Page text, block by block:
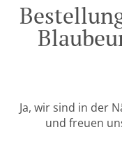
Ja, wir sind in der
und freuen